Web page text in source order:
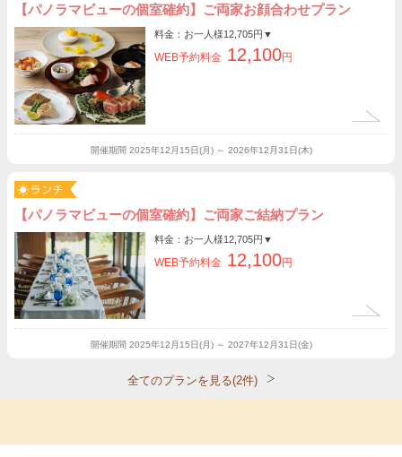
【パノラマビューの個室確約】ご両家お顔合わせプラン
料金：お一人様12,705円 ▼
WEB予約料金 12,100円
開催期間 2025年12月15日(月) ～ 2026年12月31日(木)
【パノラマビューの個室確約】ご両家ご結納プラン
料金：お一人様12,705円 ▼
WEB予約料金 12,100円
開催期間 2025年12月15日(月) ～ 2027年12月31日(金)
全てのプランを見る(2件)